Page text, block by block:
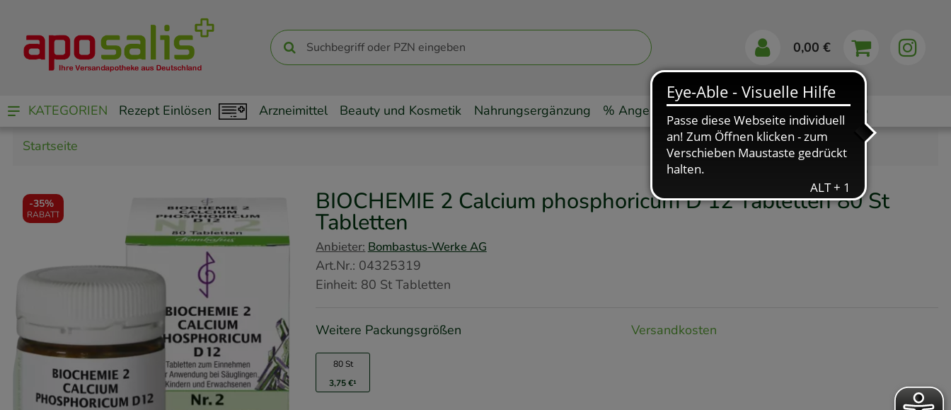
0,00 €
KATEGORIEN Rezept Einlösen Arzneimittel Beauty und Kosmetik Nahrungsergänzung % Angebote Markenshops Ratgeber App
Startseite
-35%
RABATT BIOCHEMIE 2 Calcium phosphoricum D 12 Tabletten80 St
Tabletten
Anbieter: Bombastus-Werke AG
Art.Nr.: 04325319
Einheit: 80 StTabletten
Weitere Packungsgrößen Versandkosten
80 St
3,75 €¹